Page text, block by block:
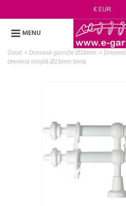
€ EUR
MENU
Úvod > Drevené garniže Ø28mm >
drevená dvojitá Ø28mm biela